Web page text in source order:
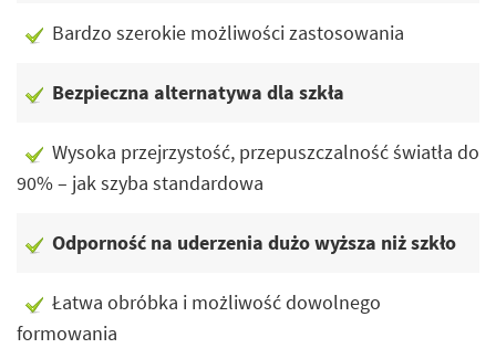
Bardzo szerokie możliwości zastosowania
Bezpieczna alternatywa dla szkła
Wysoka przejrzystość, przepuszczalność światła do
90% – jak szyba standardowa
Odporność na uderzenia dużo wyższa niż szkło
Łatwa obróbka i możliwość dowolnego
formowania